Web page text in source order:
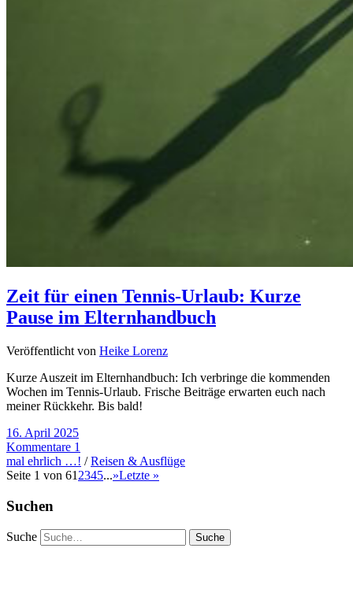
Zeit für einen Tennis-Urlaub: Kurze
Pause im Elternhandbuch
Veröffentlicht von Heike Lorenz
Kurze Auszeit im Elternhandbuch: Ich verbringe die kommenden
Wochen im Tennis-Urlaub. Frische Beiträge erwarten euch nach
meiner Rückkehr. Bis bald!
16. April 2025
Kommentare 1
mal ehrlich …! /Reisen & Ausflüge
Seite 1 von 61 2345...»Letzte »
Suchen
Suche